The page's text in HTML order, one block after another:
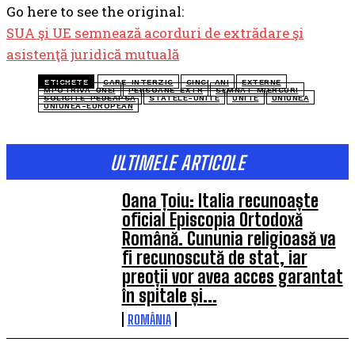
Go here to see the original:
SUA şi UE semnează acorduri de extrădare şi
asistenţă juridică mutuală
ETICHETE CARE-INTERZIC CINCI-ANI
EXTERNE
MPOTRIVA-UNEI
PERSOANE-EXTR
SEMNAT-MIERCURI
SOLICITE-PEDEAPSA
STATELE-UNITE UNITE
UNIUNEA
UNIUNEA-EUROPEAN
ULTIMELE ARTICOLE
Oana Țoiu: Italia recunoaște
oficial Episcopia Ortodoxă
Română. Cununia religioasă va
fi recunoscută de stat, iar
preoții vor avea acces garantat
în spitale și...
ROMÂNIA